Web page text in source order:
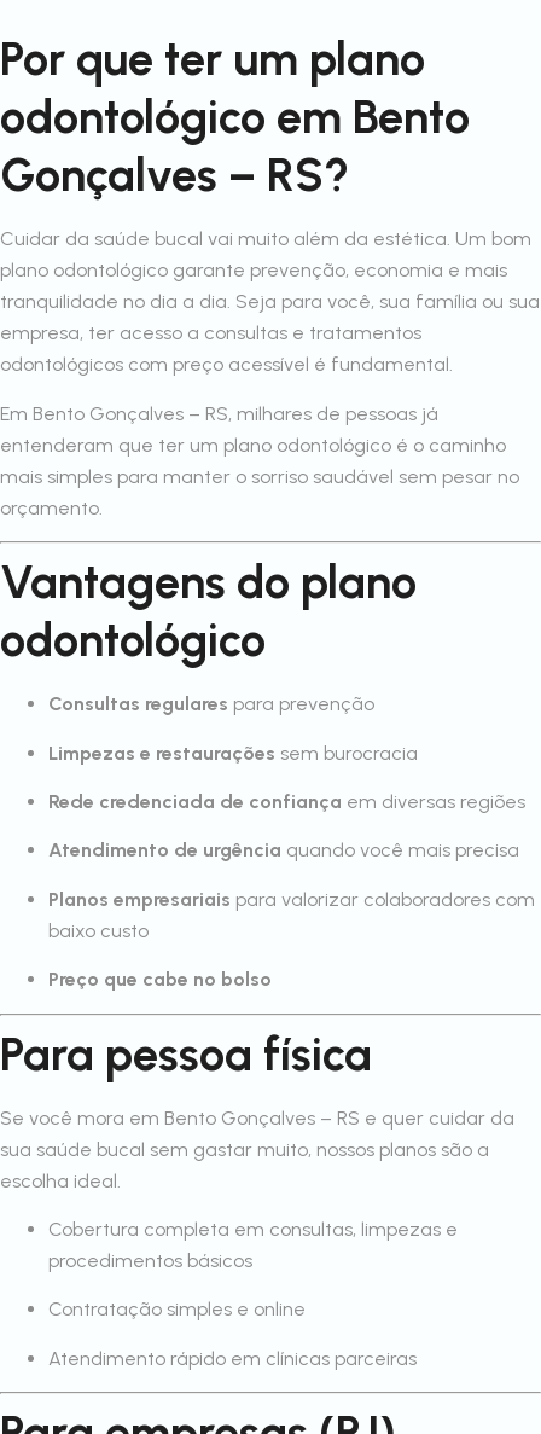
Por que ter um plano
odontológico em Bento
Gonçalves – RS?
Cuidar da saúde bucal vai muito além da estética. Um bom
plano odontológico garante prevenção, economia e mais
tranquilidade no dia a dia. Seja para você, sua família ou sua
empresa, ter acesso a consultas e tratamentos
odontológicos com preço acessível é fundamental.
Em Bento Gonçalves – RS, milhares de pessoas já
entenderam que ter um plano odontológico é o caminho
mais simples para manter o sorriso saudável sem pesar no
orçamento.
Vantagens do plano
odontológico
Consultas regulares para prevenção
Limpezas e restaurações sem burocracia
Rede credenciada de confiança em diversas regiões
Atendimento de urgência quando você mais precisa
Planos empresariais para valorizar colaboradores com
baixo custo
Preço que cabe no bolso
Para pessoa física
Se você mora em Bento Gonçalves – RS e quer cuidar da
sua saúde bucal sem gastar muito, nossos planos são a
escolha ideal.
Cobertura completa em consultas, limpezas e
procedimentos básicos
Contratação simples e online
Atendimento rápido em clínicas parceiras